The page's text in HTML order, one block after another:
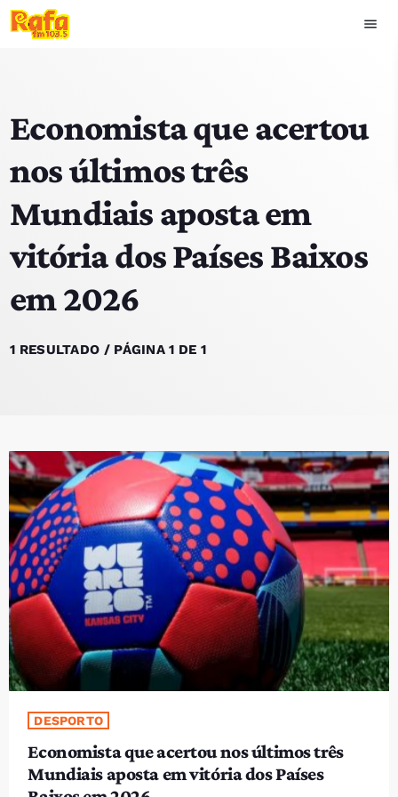
menu
play_arrow OUVIR RAFA
HOME
NOTÍCIAS
EQUIPA
TOP 15
VIDEOS
EVENTOS
CONTACTOS
PORTUGUÊS
TÉTUM
PORTUGUÊS
PRÓXIMOS PROGRAMAS
Bom dia RAFA
Economista que acertou
nos últimos três
Mundiais aposta em
vitória dos Países Baixos
em 2026
1 RESULTADO / PÁGINA 1 DE 1
DESPORTO
Economista que acertou nos últimos três
Mundiais aposta em vitória dos Países